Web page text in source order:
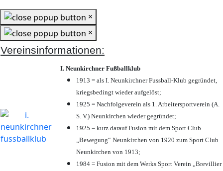
×
×
Vereinsinformationen:
I. Neunkirchner Fußballklub
1913 = als I. Neunkirchner Fussball-Klub gegründet,
kriegsbedingt wieder aufgelöst;
1925 = Nachfolgeverein als 1. Arbeitersportverein (A.
S. V.) Neunkirchen wieder gegründet;
1925 = kurz darauf Fusion mit dem Sport Club
„Bewegung“ Neunkirchen von 1920 zum Sport Club
Neunkirchen von 1913;
1984 = Fusion mit dem Werks Sport Verein „Brevillier